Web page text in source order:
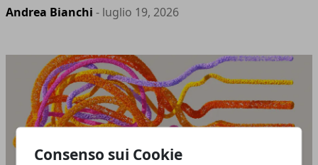
Consenso sui Cookie
Andrea Bianchi - luglio 19, 2026